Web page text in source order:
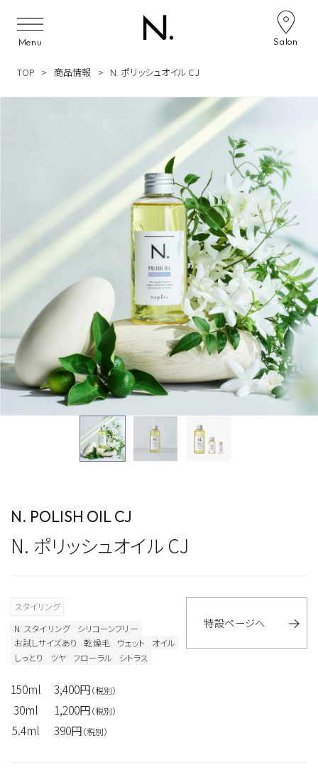
Menu Salon
TOP 商品情報 N. ポリッシュオイル CJ
N. POLISH OIL CJ
N. ポリッシュオイル CJ
スタイリング
N. スタイリング
シリコーンフリー
お試しサイズあり
乾燥毛 ウェット
オイル
しっとり
ツヤ フローラル シトラス
150ml 3,400円（税別）
30ml 1,200円（税別）
5.4ml 390円（税別）
特設ページへ